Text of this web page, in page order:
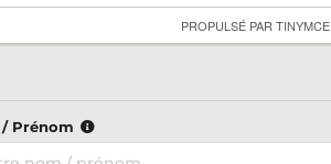
PROPULSÉ PAR TINYMCE
Prénom